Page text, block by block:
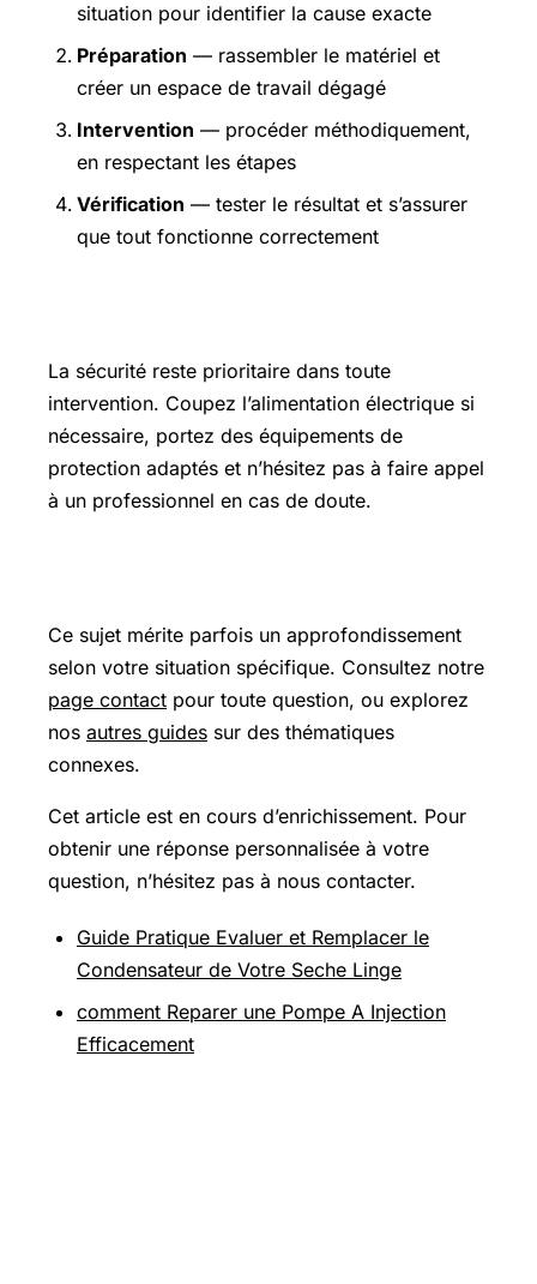
situation pour identifier la cause exacte
Préparation — rassembler le matériel et
créer un espace de travail dégagé
Intervention — procéder méthodiquement,
en respectant les étapes
Vérification — tester le résultat et s’assurer
que tout fonctionne correctement
La sécurité reste prioritaire dans toute
intervention. Coupez l’alimentation électrique si
nécessaire, portez des équipements de
protection adaptés et n’hésitez pas à faire appel
à un professionnel en cas de doute.
Ce sujet mérite parfois un approfondissement
selon votre situation spécifique. Consultez notre
page contact pour toute question, ou explorez
nos autres guides sur des thématiques
connexes.
Cet article est en cours d’enrichissement. Pour
obtenir une réponse personnalisée à votre
question, n’hésitez pas à nous contacter.
Guide Pratique Evaluer et Remplacer le
Condensateur de Votre Seche Linge
comment Reparer une Pompe A Injection
Efficacement